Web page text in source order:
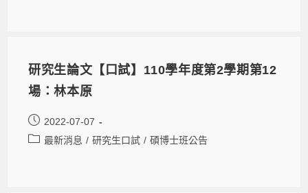
研究生論文【口試】110學年度第2學期第12
場：林本原
2022-07-07
最新消息 / 研究生口試 / 碩博士班公告